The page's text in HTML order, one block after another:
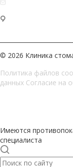
© 2026 Клиника
Политика файлов
данных Согласие на
Имеются
специалиста